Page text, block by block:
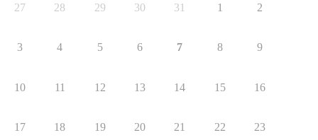
27 28 29 30 31 1 2
3 4 5 6 7 8 9
10 11 12 13 14 15 16
17 18 19 20 21 22 23